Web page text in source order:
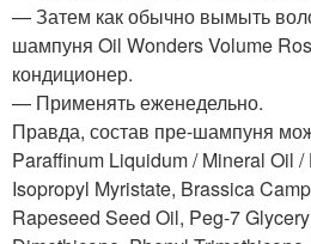
— Затем как обычно вымыть
шампуня Oil Wonders Volume
кондиционер.
— Применять еженедельно.
Правда, состав пре-шампуня
Paraffinum Liquidum / Mineral Oil
Isopropyl Myristate, Brassica
Rapeseed Seed Oil, Peg-7